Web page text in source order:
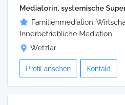
Mediatorin, systemische
Familienmediation,
Innerbetriebliche Mediation
Wetzlar
Profil ansehen Kontakt